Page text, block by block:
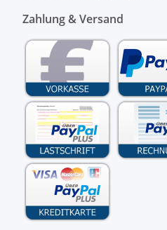
Zahlung & Versand